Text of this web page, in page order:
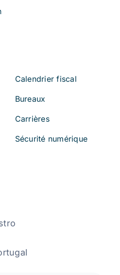
Calendrier fiscal
Bureaux
Carrières
Sécurité numérique